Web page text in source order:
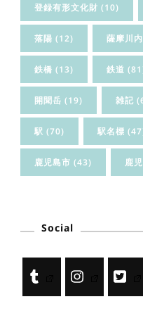
登録有形文化財 (10)
落陽 (12) 薩摩川
鉄橋 (13) 鉄道
開聞岳 (19) 雑記
駅 (70) 駅名標
鹿児島市 (43) 鹿
Social